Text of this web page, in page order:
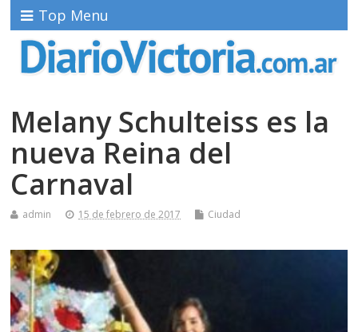
Top Menu
Melany Schulteiss es la
nueva Reina del
Carnaval
admin 15 de febrero de 2017 Ciudad